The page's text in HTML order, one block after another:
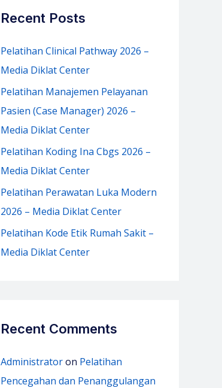
h
f
o
Recent Posts
Pelatihan Clinical Pathway 2026 –
Media Diklat Center
Pelatihan Manajemen Pelayanan
Pasien (Case Manager) 2026 –
Media Diklat Center
Pelatihan Koding Ina Cbgs 2026 –
Media Diklat Center
Pelatihan Perawatan Luka Modern
2026 – Media Diklat Center
Pelatihan Kode Etik Rumah Sakit –
Media Diklat Center
Recent Comments
Administratoron Pelatihan
Pencegahan dan Penanggulangan